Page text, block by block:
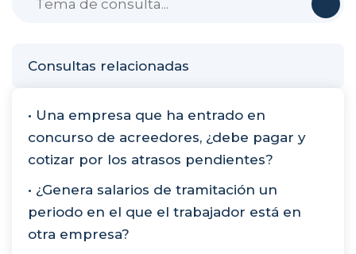
Consultas relacionadas
• Una empresa que ha entrado en
concurso de acreedores, ¿debe pagar y
cotizar por los atrasos pendientes?
• ¿Genera salarios de tramitación un
periodo en el que el trabajador está en
otra empresa?